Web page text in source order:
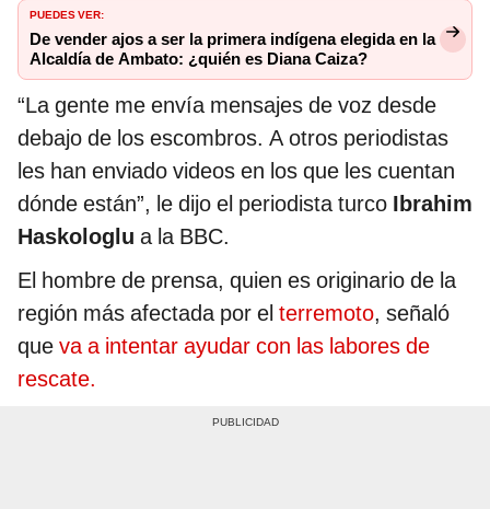
PUEDES VER:
De vender ajos a ser la primera indígena elegida en la
Alcaldía de Ambato: ¿quién es Diana Caiza?
“La gente me envía mensajes de voz desde
debajo de los escombros. A otros periodistas
les han enviado videos en los que les cuentan
dónde están”, le dijo el periodista turco Ibrahim
Haskologlu a la BBC.
El hombre de prensa, quien es originario de la
región más afectada por el terremoto, señaló
que va a intentar ayudar con las labores de
rescate.